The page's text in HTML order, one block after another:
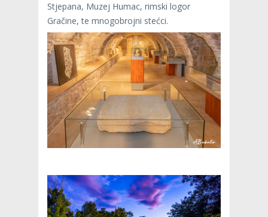
Stjepana, Muzej Humac, rimski logor
Gračine, te mnogobrojni stećci.